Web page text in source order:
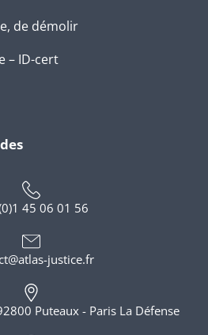
de démolir
– ID-cert
45 06 01 56
justice.fr
Puteaux - Paris La Défense